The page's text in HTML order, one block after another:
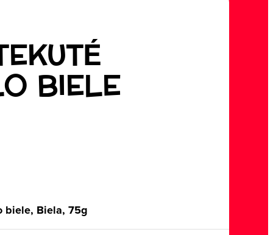
BIELE
biele, Biela, 75g